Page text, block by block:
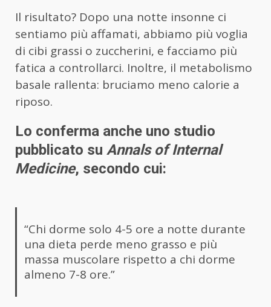
Il risultato? Dopo una notte insonne ci
sentiamo più affamati, abbiamo più voglia
di cibi grassi o zuccherini, e facciamo più
fatica a controllarci. Inoltre, il metabolismo
basale rallenta: bruciamo meno calorie a
riposo.
Lo conferma anche uno studio
pubblicato su Annals of Internal
Medicine, secondo cui:
“Chi dorme solo 4-5 ore a notte durante
una dieta perde meno grasso e più
massa muscolare rispetto a chi dorme
almeno 7-8 ore.”